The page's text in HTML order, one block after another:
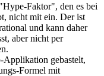
Faktor", den es bei
nicht mit ein. Der ist
und kann daher
aber nicht per
Applikation gebastelt,
Formel mit